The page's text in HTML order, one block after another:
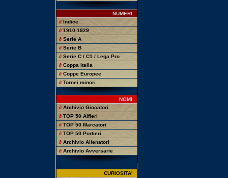
NUMERI
∂ Indice
∂ 1910-1929
∂ Serie A
∂ Serie B
∂ Serie C / C1 / Lega Pro
∂ Coppa Italia
∂ Coppe Europee
∂ Tornei minori
NOMI
∂ Archivio Giocatori
∂ TOP 50 Alfieri
∂ TOP 50 Marcatori
∂ TOP 50 Portieri
∂ Archivio Allenatori
∂ Archivio Avversarie
CURIOSITA'